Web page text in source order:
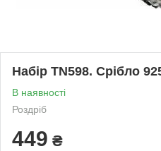
Набір TN598. Срібло
В наявності
Роздріб
449 ₴